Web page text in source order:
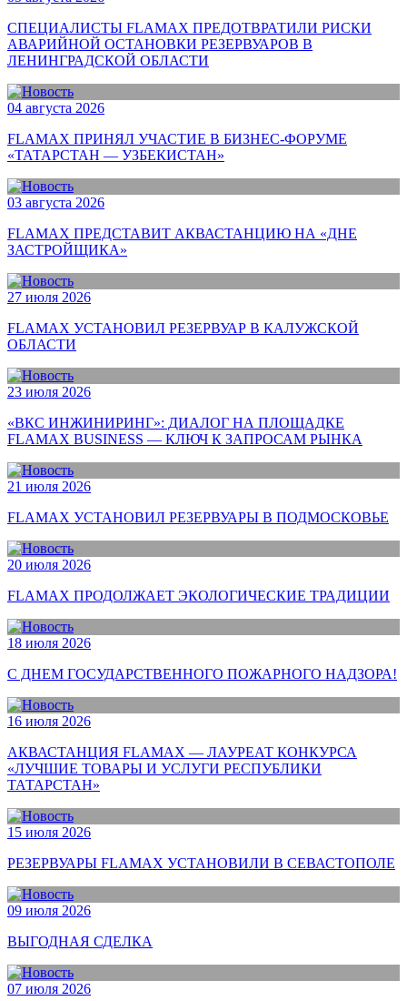
СПЕЦИАЛИСТЫ FLAMAX ПРЕДОТВРАТИЛИ РИСКИ
АВАРИЙНОЙ ОСТАНОВКИ РЕЗЕРВУАРОВ В
ЛЕНИНГРАДСКОЙ ОБЛАСТИ
04 августа 2026
FLAMAX ПРИНЯЛ УЧАСТИЕ В БИЗНЕС-ФОРУМЕ
«ТАТАРСТАН — УЗБЕКИСТАН»
03 августа 2026
FLAMAX ПРЕДСТАВИТ АКВАСТАНЦИЮ НА «ДНЕ
ЗАСТРОЙЩИКА»
27 июля 2026
FLAMAX УСТАНОВИЛ РЕЗЕРВУАР В КАЛУЖСКОЙ
ОБЛАСТИ
23 июля 2026
«ВКС ИНЖИНИРИНГ»: ДИАЛОГ НА ПЛОЩАДКЕ
FLAMAX BUSINESS — КЛЮЧ К ЗАПРОСАМ РЫНКА
21 июля 2026
FLAMAX УСТАНОВИЛ РЕЗЕРВУАРЫ В ПОДМОСКОВЬЕ
20 июля 2026
FLAMAX ПРОДОЛЖАЕТ ЭКОЛОГИЧЕСКИЕ ТРАДИЦИИ
18 июля 2026
С ДНЕМ ГОСУДАРСТВЕННОГО ПОЖАРНОГО НАДЗОРА!
16 июля 2026
АКВАСТАНЦИЯ FLAMAX — ЛАУРЕАТ КОНКУРСА
«ЛУЧШИЕ ТОВАРЫ И УСЛУГИ РЕСПУБЛИКИ
ТАТАРСТАН»
15 июля 2026
РЕЗЕРВУАРЫ FLAMAX УСТАНОВИЛИ В СЕВАСТОПОЛЕ
09 июля 2026
ВЫГОДНАЯ СДЕЛКА
07 июля 2026